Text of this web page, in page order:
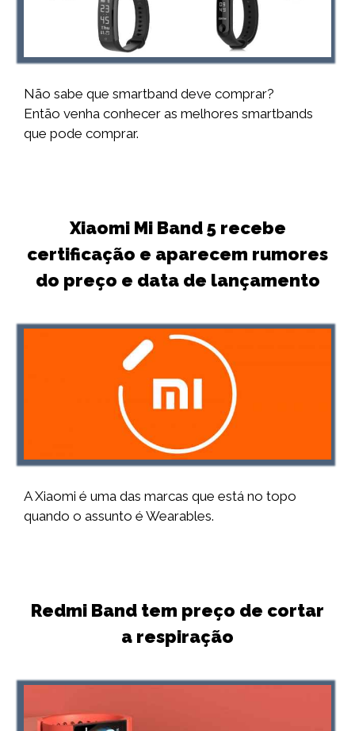
Não sabe que smartband deve comprar?
Então venha conhecer as melhores smartbands
que pode comprar.
Xiaomi Mi Band 5 recebe
certificação e aparecem rumores
do preço e data de lançamento
A Xiaomi é uma das marcas que está no topo
quando o assunto é Wearables.
Redmi Band tem preço de cortar
a respiração